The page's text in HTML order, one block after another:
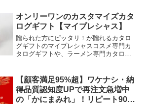
簡単な操作で商品を購入でき、詳細な商
品説明や調理方法の提案も充実していま
す。・多彩なラインアップとギフトセッ
トステーキや焼肉用のカットはもちろ
ん、近江牛のローストビーフも。特別な
日の贈り物にも最適なギフトセットを取
り揃えています。大切な方への贈り物と
ダメだ」と諦めてしまう方が増加。ま
た、色々と安価な類似品を試し続けたけ
ど、結局doddlをはじめに買った方が安か
ったとご連絡頂くことも増えました。
オンリーワンのカスタマイズカタ
ログギフト【マイプレシャス】
贈られた方にピッタリ！が贈れるカタロ
グギフトのマイプレシャスコスメ専門カ
タログギフトや、ラーメン専門カタログ
のギフトがきっと見つかります。
【顧客満足95%超】ワケナシ・納
得品質認知度UPで再注文急増中
の「かにまみれ」！リピート90日